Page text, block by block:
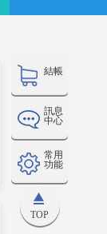
結帳
訊息
中心
常用
功能
TOP